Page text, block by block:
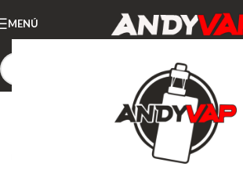
MENÚ